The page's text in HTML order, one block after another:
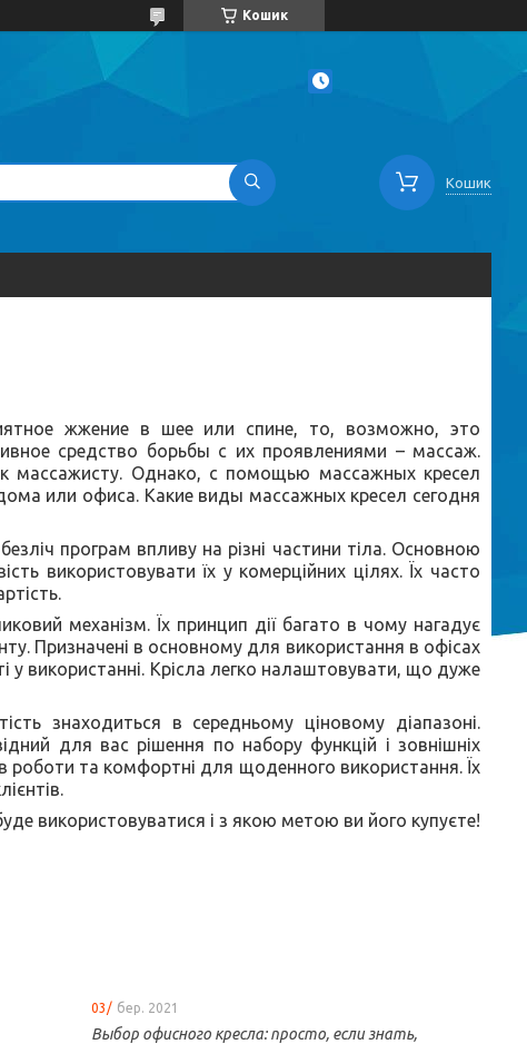
Кошик
Кошик
жжение в шее или спине, то, возможно, это
средство борьбы с их проявлениями – массаж.
массажисту. Однако, с помощью массажных кресел
или офиса. Какие виды массажных кресел сегодня
програм впливу на різні частини тіла. Основною
використовувати їх у комерційних цілях. Їх часто
механізм. Їх принцип дії багато в чому нагадує
Призначені в основному для використання в офісах
у використанні. Крісла легко налаштовувати, що дуже
знаходиться в середньому ціновому діапазоні.
для вас рішення по набору функцій і зовнішніх
роботи та комфортні для щоденного використання. Їх
використовуватися і з якою метою ви його купуєте!
03/ бер. 2021
Выбор офисного кресла: просто, если знать,